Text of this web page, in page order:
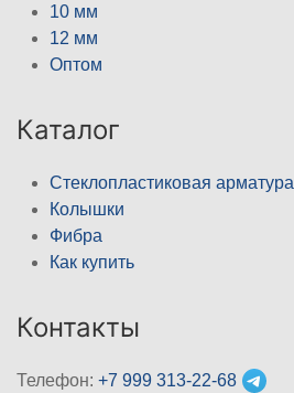
10 мм
12 мм
Оптом
Каталог
Стеклопластиковая арматура
Колышки
Фибра
Как купить
Контакты
Телефон: +7 999 313-22-68